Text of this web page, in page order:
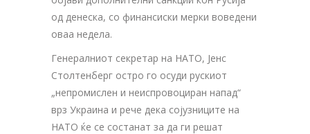
од денеска, со финансиски мерки воведени
оваа недела.
Генералниот секретар на НАТО, Јенс
Столтенберг остро го осуди рускиот
„непромислен и неиспровоциран напад“
врз Украина и рече дека сојузниците на
НАТО ќе се состанат за да ги решат